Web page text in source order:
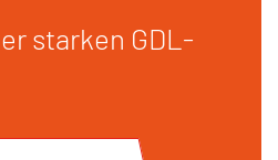
starken GDL-